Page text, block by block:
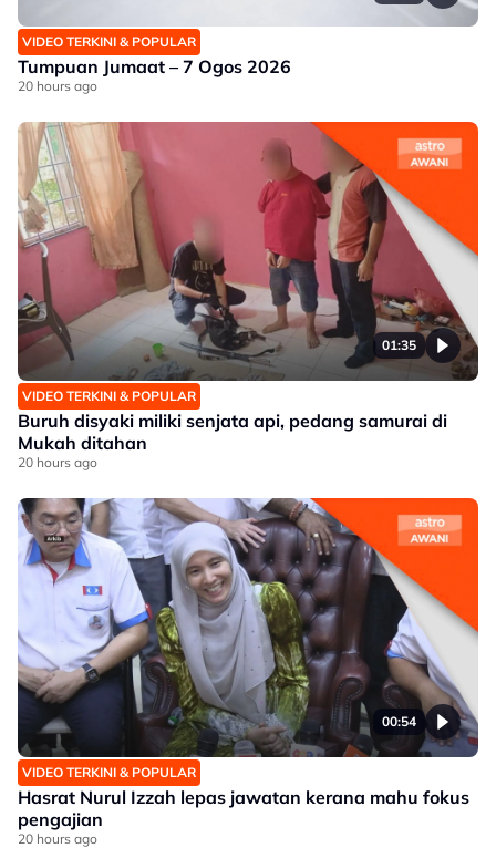
VIDEO TERKINI & POPULAR
Tumpuan Jumaat – 7 Ogos 2026
20 hours ago
01:35
VIDEO TERKINI & POPULAR
Buruh disyaki miliki senjata api, pedang samurai di
Mukah ditahan
20 hours ago
00:54
VIDEO TERKINI & POPULAR
Hasrat Nurul Izzah lepas jawatan kerana mahu fokus
pengajian
20 hours ago